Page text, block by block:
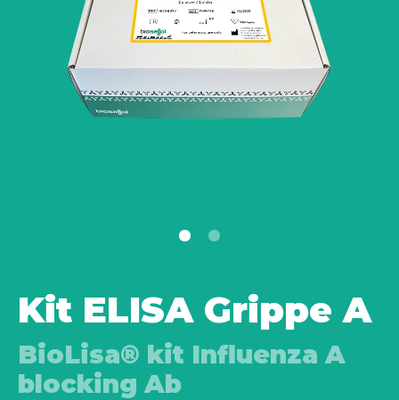
Kit ELISA Grippe A
BioLisa® kit Influenza A
blocking Ab